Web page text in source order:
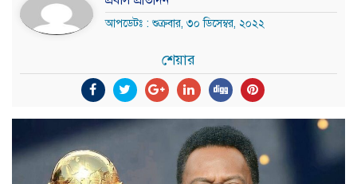
আপডেটঃ : শুক্রবার, ৩০ ডিসেম্বর, ২০২২
শেয়ার